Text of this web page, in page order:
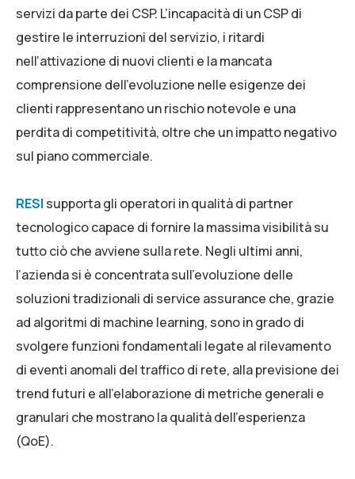
servizi da parte dei CSP. L’incapacità di un CSP di
gestire le interruzioni del servizio, i ritardi
nell’attivazione di nuovi clienti e la mancata
comprensione dell’evoluzione nelle esigenze dei
clienti rappresentano un rischio notevole e una
perdita di competitività, oltre che un impatto negativo
sul piano commerciale.
RESI supporta gli operatori in qualità di partner
tecnologico capace di fornire la massima visibilità su
tutto ciò che avviene sulla rete. Negli ultimi anni,
l’azienda si è concentrata sull’evoluzione delle
soluzioni tradizionali di service assurance che, grazie
ad algoritmi di machine learning, sono in grado di
svolgere funzioni fondamentali legate al rilevamento
di eventi anomali del traffico di rete, alla previsione dei
trend futuri e all’elaborazione di metriche generali e
granulari che mostrano la qualità dell’esperienza
(QoE).